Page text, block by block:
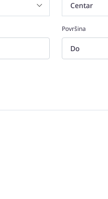
Centar
Površina